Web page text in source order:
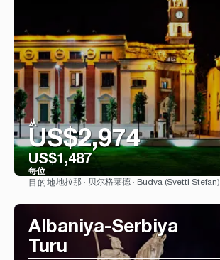
从
US$2,974
US$1,487
每位
目的地地拉那 · 贝尔格莱德 · Budva (Svetti Stefan)
Albaniya-Serbiya
Turu